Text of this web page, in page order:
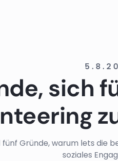
sich
fünf Gründe, warum lets die
soziales